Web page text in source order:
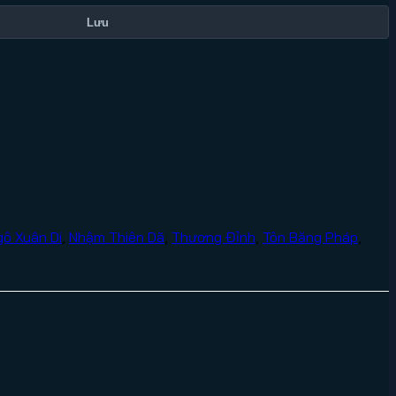
Lưu
Xuân Di Nhậm Thiên Dã Thương Đỉnh Tôn Băng Pháp